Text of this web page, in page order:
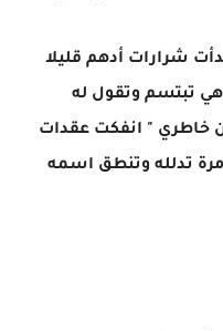
شرارات أدهم قليلا
تبتسم وتقول له
خاطري " انفكت عقدات
تدلله وتنطق اسمه